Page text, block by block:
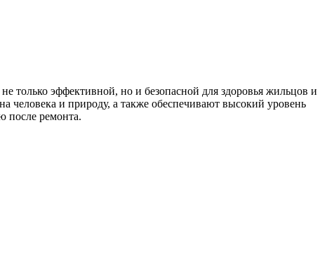
только эффективной, но и безопасной для здоровья жильцов и
человека и природу, а также обеспечивают высокий уровень
после ремонта.